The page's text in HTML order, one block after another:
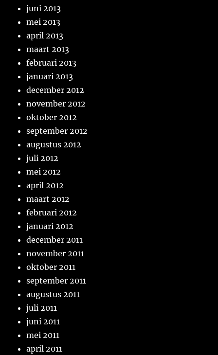
juni 2013
mei 2013
april 2013
maart 2013
februari 2013
januari 2013
december 2012
november 2012
oktober 2012
september 2012
augustus 2012
juli 2012
mei 2012
april 2012
maart 2012
februari 2012
januari 2012
december 2011
november 2011
oktober 2011
september 2011
augustus 2011
juli 2011
juni 2011
mei 2011
april 2011